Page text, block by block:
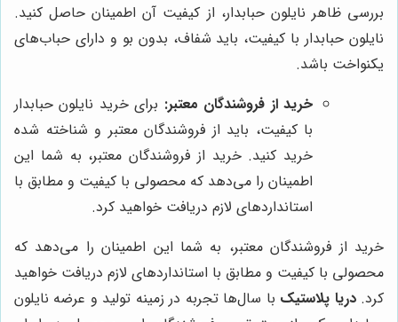
بررسی ظاهر نایلون حبابدار، از کیفیت آن اطمینان حاصل کنید.
نایلون حبابدار با کیفیت، باید شفاف، بدون بو و دارای حباب‌های
یکنواخت باشد.
خرید از فروشندگان معتبر: برای خرید نایلون حبابدار
با کیفیت، باید از فروشندگان معتبر و شناخته شده
خرید کنید. خرید از فروشندگان معتبر، به شما این
اطمینان را می‌دهد که محصولی با کیفیت و مطابق با
استانداردهای لازم دریافت خواهید کرد.
خرید از فروشندگان معتبر، به شما این اطمینان را می‌دهد که
محصولی با کیفیت و مطابق با استانداردهای لازم دریافت خواهید
کرد.دریا پلاستیک با سال‌ها تجربه در زمینه تولید و عرضه نایلون